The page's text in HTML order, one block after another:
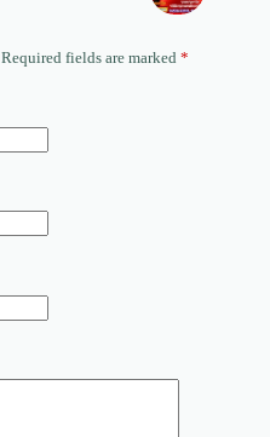
Required fields are marked *